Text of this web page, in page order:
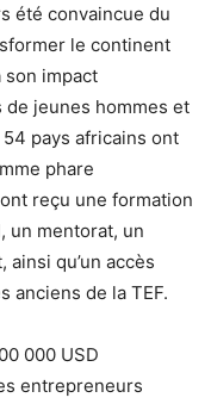
été convaincue du
le continent
son impact
jeunes hommes et
pays africains ont
phare
reçu une formation
un mentorat, un
qu’un accès
anciens de la TEF.
000 USD
entrepreneurs